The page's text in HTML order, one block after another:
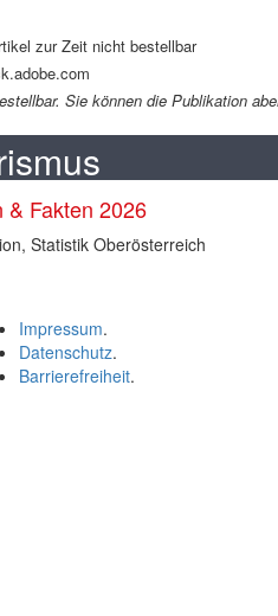
zur Zeit nicht bestellbar
Sie können die Publikation
& Fakten 2026
Statistik Oberösterreich
Impressum.
Datenschutz.
Barrierefreiheit.